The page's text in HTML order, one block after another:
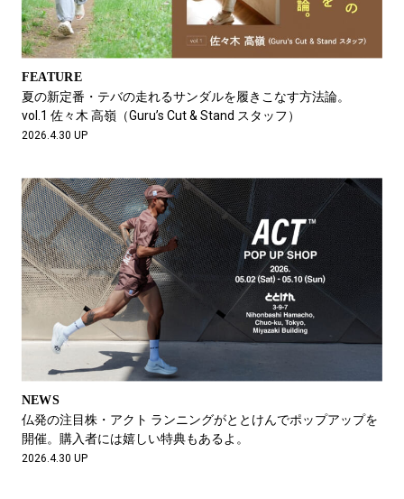
FEATURE
夏の新定番・テバの走れるサンダルを履きこなす方法論。
vol.1 佐々木 高嶺（Guru’s Cut & Stand スタッフ）
2026.4.30 UP
NEWS
仏発の注目株・アクト ランニングがととけんでポップアップを
開催。購入者には嬉しい特典もあるよ。
2026.4.30 UP